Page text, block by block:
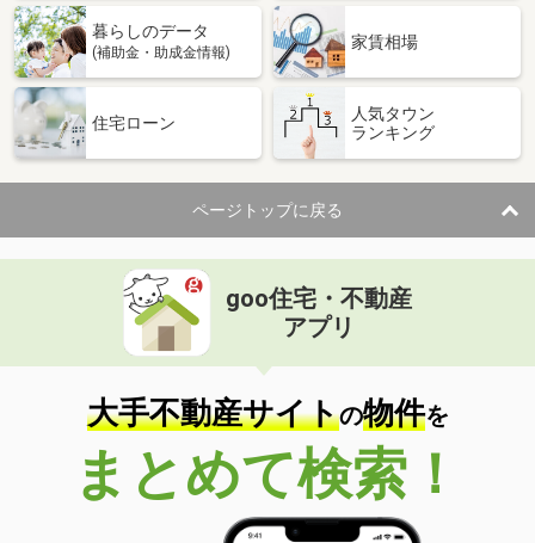
暮らしのデータ
(補助金・助成金情報)
家賃相場
住宅ローン
人気タウン
ランキング
ページトップに戻る
goo住宅・不動産
アプリ
大手不動産サイトの物件を
まとめて検索！